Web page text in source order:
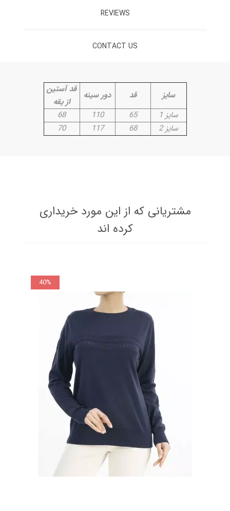
REVIEWS
CONTACT US
سایز قد دور سینه
قد آستین
از یقه
سایز 1
65
110
68
سایز 2
68
117
70
مشتریانی که از این مورد خریداری
کرده اند
40%